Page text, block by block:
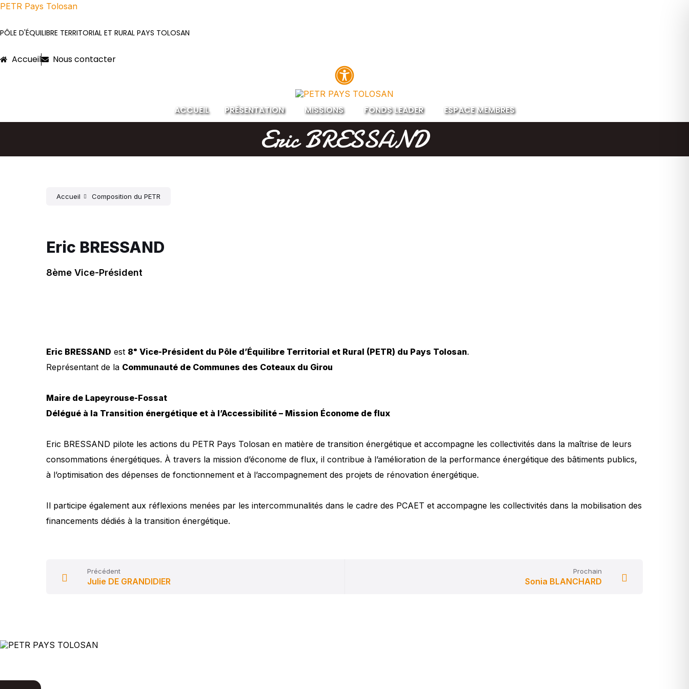
PETR Pays Tolosan
PÔLE D'ÉQUILIBRE TERRITORIAL ET RURAL PAYS TOLOSAN
Accueil Nous contacter
ACCUEIL PRÉSENTATION MISSIONS FONDS LEADER ESPACE MEMBRES
Eric BRESSAND
Accueil Composition du PETR
Eric BRESSAND
8ème Vice-Président
Eric BRESSAND est 8ᵉ Vice-Président du Pôle d’Équilibre Territorial et Rural (PETR) du Pays Tolosan.
Représentant de la Communauté de Communes des Coteaux du Girou
Maire de Lapeyrouse-Fossat
Délégué à la Transition énergétique et à l’Accessibilité – Mission Économe de flux
Eric BRESSAND pilote les actions du PETR Pays Tolosan en matière de transition énergétique et accompagne les collectivités dans la maîtrise de leurs
consommations énergétiques. À travers la mission d’économe de flux, il contribue à l’amélioration de la performance énergétique des bâtiments publics,
à l’optimisation des dépenses de fonctionnement et à l’accompagnement des projets de rénovation énergétique.
Il participe également aux réflexions menées par les intercommunalités dans le cadre des PCAET et accompagne les collectivités dans la mobilisation des
financements dédiés à la transition énergétique.
Précédent
Julie DE GRANDIDIER
Prochain
Sonia BLANCHARD
31180 Rouffiac-Tolosan